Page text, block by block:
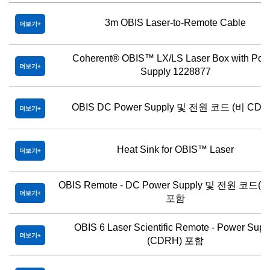
더보기 3m OBIS Laser-to-Remote Cable
더보기
Coherent® OBIS™ LX/LS Laser Box with
Supply 1228877
더보기 OBIS DC Power Supply 및 전원 코드 (비
더보기 Heat Sink for OBIS™ Laser
더보기
OBIS Remote - DC Power Supply 및 전원 코드
포함
더보기
OBIS 6 Laser Scientific Remote - Power
(CDRH) 포함